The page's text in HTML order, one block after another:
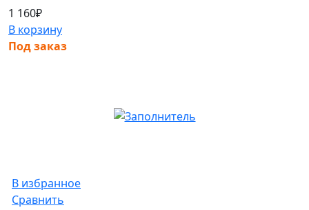
1 160₽
В корзину
Под заказ
В избранное
Сравнить